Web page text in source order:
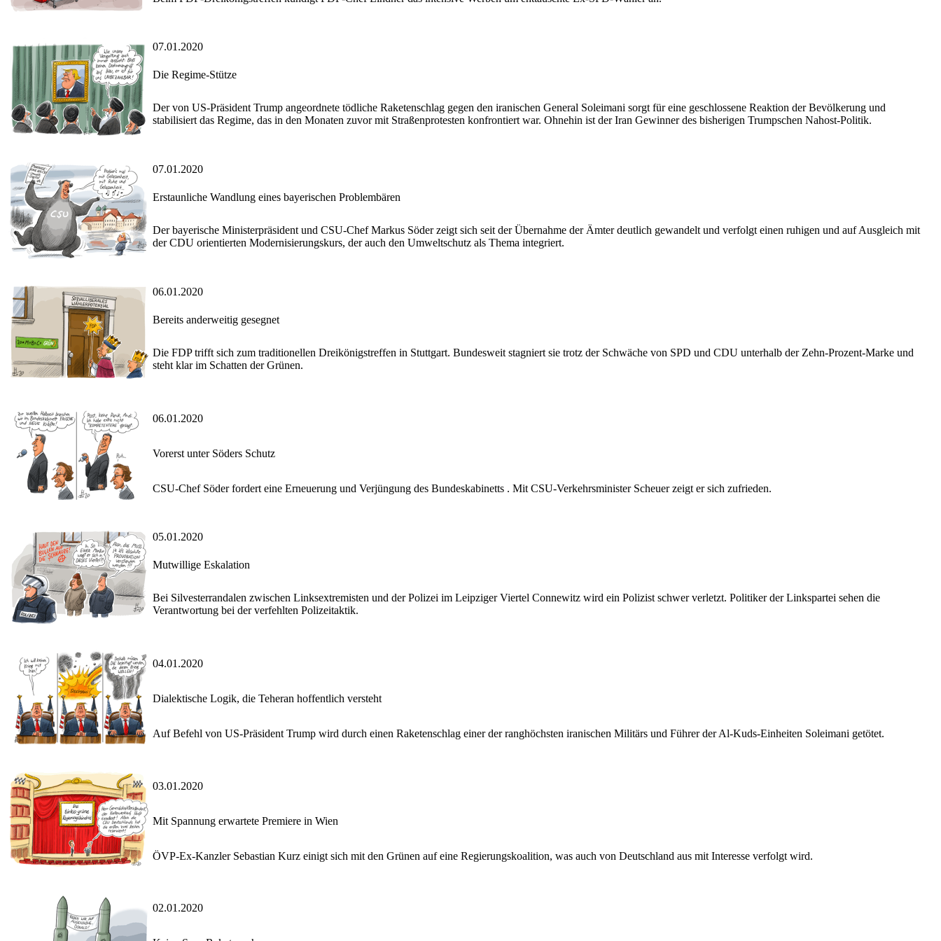
07.01.2020
Die Regime-Stütze
Der von US-Präsident Trump angeordnete tödliche Raketenschlag gegen den iranischen General Soleimani sorgt für eine geschlossene Reaktion der Bevölkerung und
stabilisiert das Regime, das in den Monaten zuvor mit Straßenprotesten konfrontiert war. Ohnehin ist der Iran Gewinner des bisherigen Trumpschen Nahost-Politik.
07.01.2020
Erstaunliche Wandlung eines bayerischen Problembären
Der bayerische Ministerpräsident und CSU-Chef Markus Söder zeigt sich seit der Übernahme der Ämter deutlich gewandelt und verfolgt einen ruhigen und auf Ausgleich mit
der CDU orientierten Modernisierungskurs, der auch den Umweltschutz als Thema integriert.
06.01.2020
Bereits anderweitig gesegnet
Die FDP trifft sich zum traditionellen Dreikönigstreffen in Stuttgart. Bundesweit stagniert sie trotz der Schwäche von SPD und CDU unterhalb der Zehn-Prozent-Marke und
steht klar im Schatten der Grünen.
06.01.2020
Vorerst unter Söders Schutz
CSU-Chef Söder fordert eine Erneuerung und Verjüngung des Bundeskabinetts . Mit CSU-Verkehrsminister Scheuer zeigt er sich zufrieden.
05.01.2020
Mutwillige Eskalation
Bei Silvesterrandalen zwischen Linksextremisten und der Polizei im Leipziger Viertel Connewitz wird ein Polizist schwer verletzt. Politiker der Linkspartei sehen die
Verantwortung bei der verfehlten Polizeitaktik.
04.01.2020
Dialektische Logik, die Teheran hoffentlich versteht
Auf Befehl von US-Präsident Trump wird durch einen Raketenschlag einer der ranghöchsten iranischen Militärs und Führer der Al-Kuds-Einheiten Soleimani getötet.
03.01.2020
Mit Spannung erwartete Premiere in Wien
ÖVP-Ex-Kanzler Sebastian Kurz einigt sich mit den Grünen auf eine Regierungskoalition, was auch von Deutschland aus mit Interesse verfolgt wird.
02.01.2020